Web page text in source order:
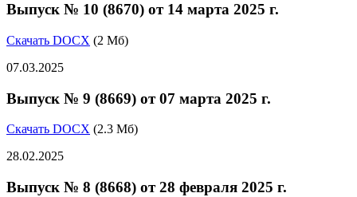
Выпуск № 10 (8670) от 14 марта 2025 г.
Скачать DOCX (2 Мб)
07.03.2025
Выпуск № 9 (8669) от 07 марта 2025 г.
Скачать DOCX (2.3 Мб)
28.02.2025
Выпуск № 8 (8668) от 28 февраля 2025 г.